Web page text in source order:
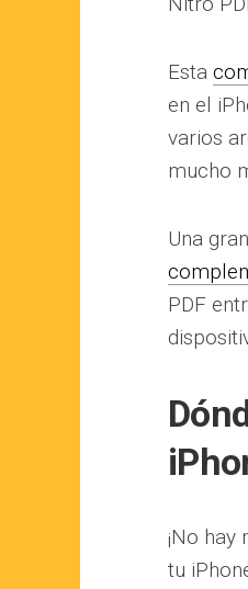
Esta
en el
varios
mucho
Una
PDF
¡No
tu